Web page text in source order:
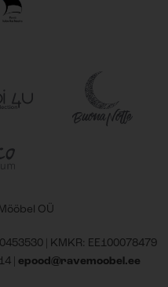
OÜ
| KMKR: EE100078479
epood@ravemoobel.ee